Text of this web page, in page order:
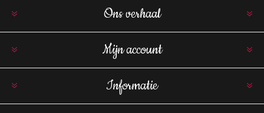
Ons verhaal
Mijn account
Informatie